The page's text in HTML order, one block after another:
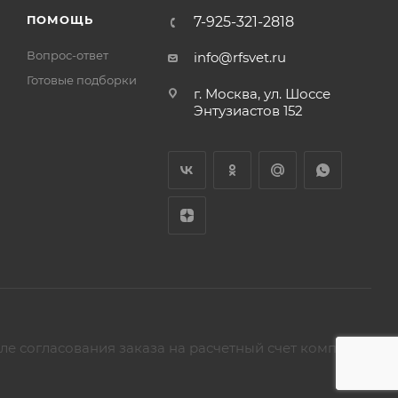
ПОМОЩЬ
Вопрос-ответ
Готовые подборки
7-925-321-2818
info@rfsvet.ru
г. Москва, ул. Шоссе
Энтузиастов 152
согласования заказа на расчетный счет компании